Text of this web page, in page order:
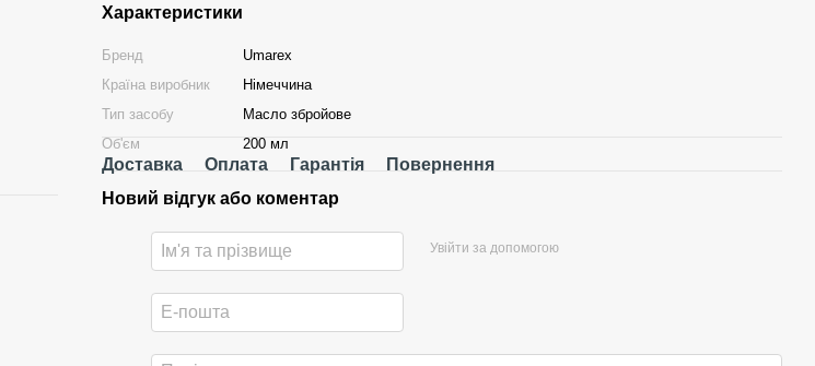
Характеристики
Бренд
Umarex
Країна виробник
Німеччина
Тип засобу
Масло збройове
Об'єм
200 мл
Доставка Оплата Гарантія
Повернення
Новий відгук або коментар
Увійти за допомогою